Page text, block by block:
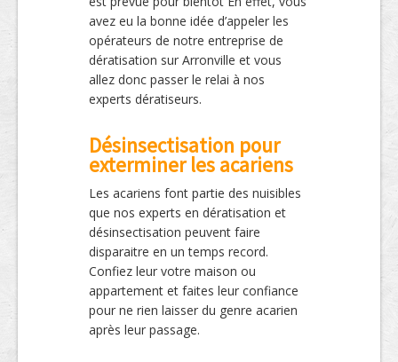
avez eu la bonne idée d’appeler les
opérateurs de notre entreprise de
dératisation sur Arronville et vous
allez donc passer le relai à nos
experts dératiseurs.
Désinsectisation pour
exterminer les acariens
Les acariens font partie des nuisibles
que nos experts en dératisation et
désinsectisation peuvent faire
disparaitre en un temps record.
Confiez leur votre maison ou
appartement et faites leur confiance
pour ne rien laisser du genre acarien
après leur passage.